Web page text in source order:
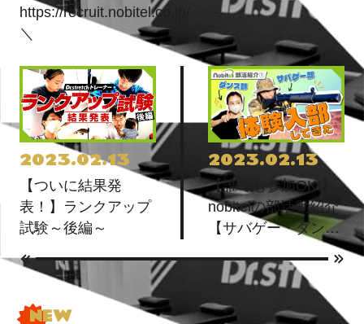
https://recruit.nobitel.co.jp/
＼
2023.02.13
【ついに結果発
表！】ランクアップ
試験～後編～
2023.02.13
【誰でも参加OK!】
nobitelの部活動紹介
【サバゲー・ダンス